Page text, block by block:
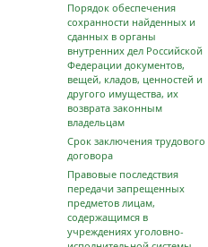
Порядок обеспечения
сохранности найденных и
сданных в органы
внутренних дел Российской
Федерации документов,
вещей, кладов, ценностей и
другого имущества, их
возврата законным
владельцам
Срок заключения трудового
договора
Правовые последствия
передачи запрещенных
предметов лицам,
содержащимся в
учреждениях уголовно-